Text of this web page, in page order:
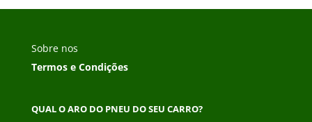
Sobre nos
Termos e Condições
QUAL O ARO DO PNEU DO SEU CARRO?